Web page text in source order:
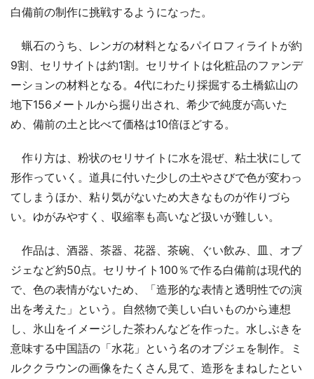
白備前の制作に挑戦するようになった。
蝋石のうち、レンガの材料となるパイロフィライトが約
9割、セリサイトは約1割。セリサイトは化粧品のファンデ
ーションの材料となる。4代にわたり採掘する土橋鉱山の
地下156メートルから掘り出され、希少で純度が高いた
め、備前の土と比べて価格は10倍ほどする。
作り方は、粉状のセリサイトに水を混ぜ、粘土状にして
形作っていく。道具に付いた少しの土やさびで色が変わっ
てしまうほか、粘り気がないため大きなものが作りづら
い。ゆがみやすく、収縮率も高いなど扱いが難しい。
作品は、酒器、茶器、花器、茶碗、ぐい飲み、皿、オブ
ジェなど約50点。セリサイト100％で作る白備前は現代的
で、色の表情がないため、「造形的な表情と透明性での演
出を考えた」という。自然物で美しい白いものから連想
し、氷山をイメージした茶わんなどを作った。水しぶきを
意味する中国語の「水花」という名のオブジェを制作。ミ
ルククラウンの画像をたくさん見て、造形をまねしたとい